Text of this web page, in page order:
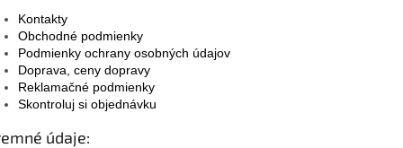
Kontakty
Obchodné podmienky
Podmienky ochrany osobných údajov
Doprava, ceny dopravy
Reklamačné podmienky
Skontroluj si objednávku
údaje: